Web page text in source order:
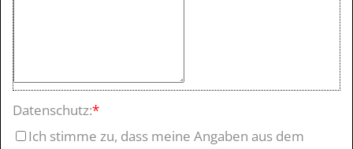
Datenschutz:*
Ich stimme zu, dass meine Angaben aus dem